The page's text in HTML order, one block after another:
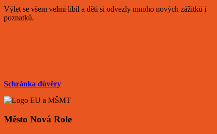
Výlet se všem velmi líbil a děti si odvezly mnoho nových zážitků i
poznatků.
Schránka důvěry
Město Nová Role